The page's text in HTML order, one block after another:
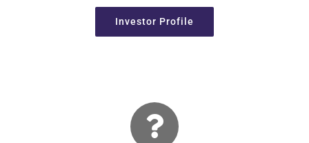
Investor Profile